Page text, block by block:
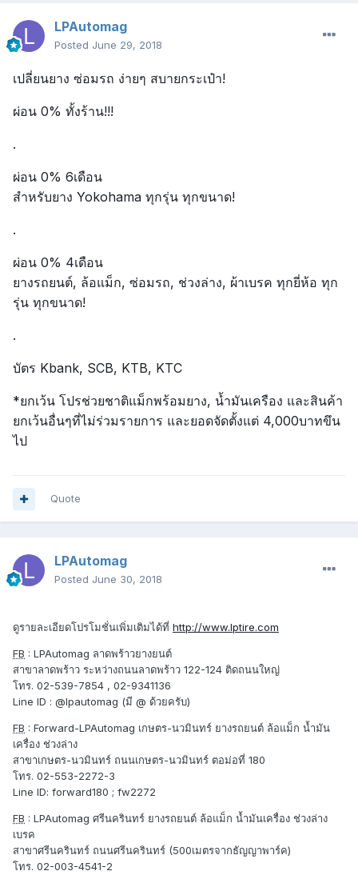
LPAutomag
Posted June 29, 2018
เปลี่ยนยาง ซ่อมรถ ง่ายๆ สบายกระเป๋า!
ผ่อน 0% ทั้งร้าน!!!
.
ผ่อน 0% 6เดือน
สำหรับยาง Yokohama ทุกรุ่น ทุกขนาด!
.
ผ่อน 0% 4เดือน
ยางรถยนต์, ล้อแม็ก, ซ่อมรถ, ช่วงล่าง, ผ้าเบรค ทุกยี่ห้อ ทุก
รุ่น ทุกขนาด!
.
บัตร Kbank, SCB, KTB, KTC
*ยกเว้น โปรช่วยชาติแม็กพร้อมยาง, น้ำมันเครือง และสินค้า
ยกเว้นอื่นๆที่ไม่ร่วมรายการ และยอดจัดตั้งแต่ 4,000บาทขึน
ไป
Quote
LPAutomag
Posted June 30, 2018
ดูรายละเอียดโปรโมชั่นเพิ่มเติมได้ที่ http://www.lptire.com
FB : LPAutomag ลาดพร้าวยางยนต์
สาขาลาดพร้าว ระหว่างถนนลาดพร้าว 122-124 ติดถนนใหญ่
โทร. 02-539-7854 , 02-9341136
Line ID : @lpautomag (มี @ ด้วยครับ)
FB : Forward-LPAutomag เกษตร-นวมินทร์ ยางรถยนต์ ล้อแม็ก น้ำมัน
เครื่อง ช่วงล่าง
สาขาเกษตร-นวมินทร์ ถนนเกษตร-นวมินทร์ ตอม่อที่ 180
โทร. 02-553-2272-3
Line ID: forward180 ; fw2272
FB : LPAutomag ศรีนครินทร์ ยางรถยนต์ ล้อแม็ก น้ำมันเครื่อง ช่วงล่าง
เบรค
สาขาศรีนครินทร์ ถนนศรีนครินทร์ (500เมตรจากธัญญาพาร์ค)
โทร. 02-003-4541-2